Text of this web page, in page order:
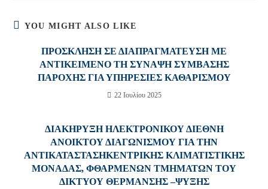
YOU MIGHT ALSO LIKE
ΠΡΟΣΚΛΗΣΗ ΣΕ ΔΙΑΠΡΑΓΜΑΤΕΥΣΗ ΜΕ
ΑΝΤΙΚΕΙΜΕΝΟ ΤΗ ΣΥΝΑΨΗ ΣΥΜΒΑΣΗΣ
ΠΑΡΟΧΗΣ ΓΙΑ ΥΠΗΡΕΣΙΕΣ ΚΑΘΑΡΙΣΜΟΥ
22 Ιουλίου 2025
ΔΙΑΚΗΡΥΞΗ ΗΛΕΚΤΡΟΝΙΚΟΥ ΔΙΕΘΝΗ
ΑΝΟΙΚΤΟΥ ΔΙΑΓΩΝΙΣΜΟΥ ΓΙΑ ΤΗΝ
ΑΝΤΙΚΑΤΑΣΤΑΣΗΚΕΝΤΡΙΚΗΣ ΚΛΙΜΑΤΙΣΤΙΚΗΣ
ΜΟΝΑΔΑΣ, ΦΘΑΡΜΕΝΩΝ ΤΜΗΜΑΤΩΝ ΤΟΥ
ΔΙΚΤΥΟΥ ΘΕΡΜΑΝΣΗΣ –ΨΥΞΗΣ